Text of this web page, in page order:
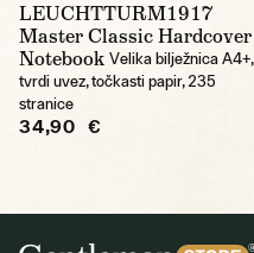
LEUCHTTURM1917
Master Classic Hardcover
Notebook Velika bilježnica A4+,
tvrdi uvez, točkasti papir, 235
stranice
34,90 €